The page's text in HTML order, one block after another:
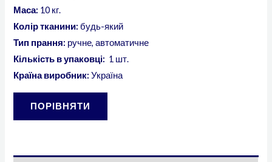
Маса: 10 кг.
Колір тканини:будь-який
Тип прання: ручне, автоматичне
Кількість в упаковці: 1 шт.
Країна виробник:Україна
ПОРІВНЯТИ